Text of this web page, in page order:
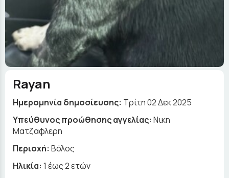
Rayan
Ημερομηνία δημοσίευσης: Τρίτη 02 Δεκ 2025
Yπεύθυνος προώθησης αγγελίας: Νικη
Ματζαφλερη
Περιοχή: Βόλος
Ηλικία: 1 έως 2 ετών